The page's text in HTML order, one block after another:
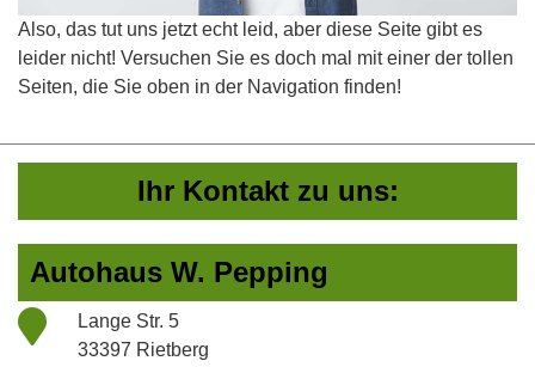
Also, das tut uns jetzt echt leid, aber diese Seite gibt es
leider nicht! Versuchen Sie es doch mal mit einer der tollen
Seiten, die Sie oben in der Navigation finden!
Ihr Kontakt zu uns:
Autohaus W. Pepping
Lange Str. 5
33397 Rietberg